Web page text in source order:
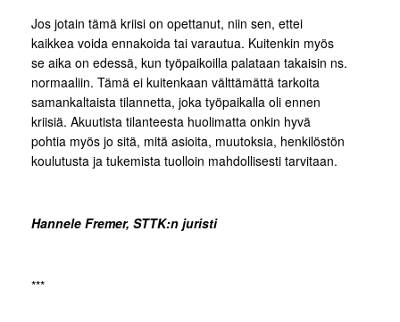
Jos jotain tämä kriisi on opettanut, niin sen, ettei
kaikkea voida ennakoida tai varautua. Kuitenkin myös
se aika on edessä, kun työpaikoilla palataan takaisin ns.
normaaliin. Tämä ei kuitenkaan välttämättä tarkoita
samankaltaista tilannetta, joka työpaikalla oli ennen
kriisiä. Akuutista tilanteesta huolimatta onkin hyvä
pohtia myös jo sitä, mitä asioita, muutoksia, henkilöstön
koulutusta ja tukemista tuolloin mahdollisesti tarvitaan.
Hannele Fremer, STTK:n juristi
***